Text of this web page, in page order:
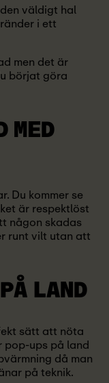
väldigt hal
i ett
men det är
börjat göra
MED
Du kommer se
är respektlöst
någon skadas
runt vilt utan att
PÅ LAND
sätt att nöta
pop-ups på land
då man
på teknik.